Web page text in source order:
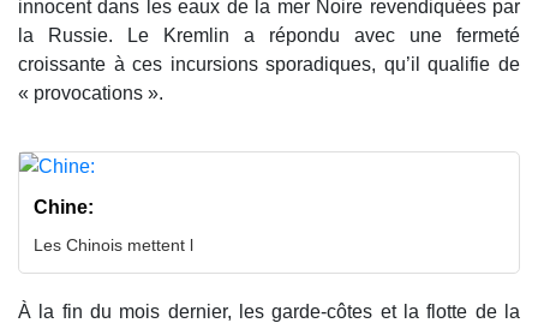
innocent dans les eaux de la mer Noire revendiquées par
la Russie. Le Kremlin a répondu avec une fermeté
croissante à ces incursions sporadiques, qu’il qualifie de
« provocations ».
Chine:
Les Chinois mettent l
À la fin du mois dernier, les garde-côtes et la flotte de la